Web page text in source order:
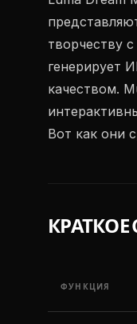
творчеству
генерирует
качеством.
Вот как они
КРАТКОЕ
ФУНКЦИЯ